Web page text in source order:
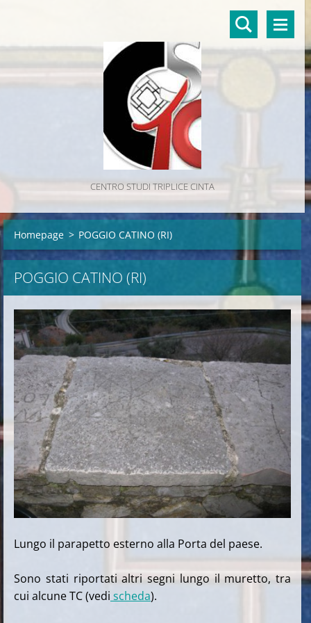
CENTRO STUDI TRIPLICE CINTA
Homepage > POGGIO CATINO (RI)
POGGIO CATINO (RI)
Lungo il parapetto esterno alla Porta del paese.
Sono stati riportati altri segni lungo il muretto, tra
cui alcune TC (vedi scheda).